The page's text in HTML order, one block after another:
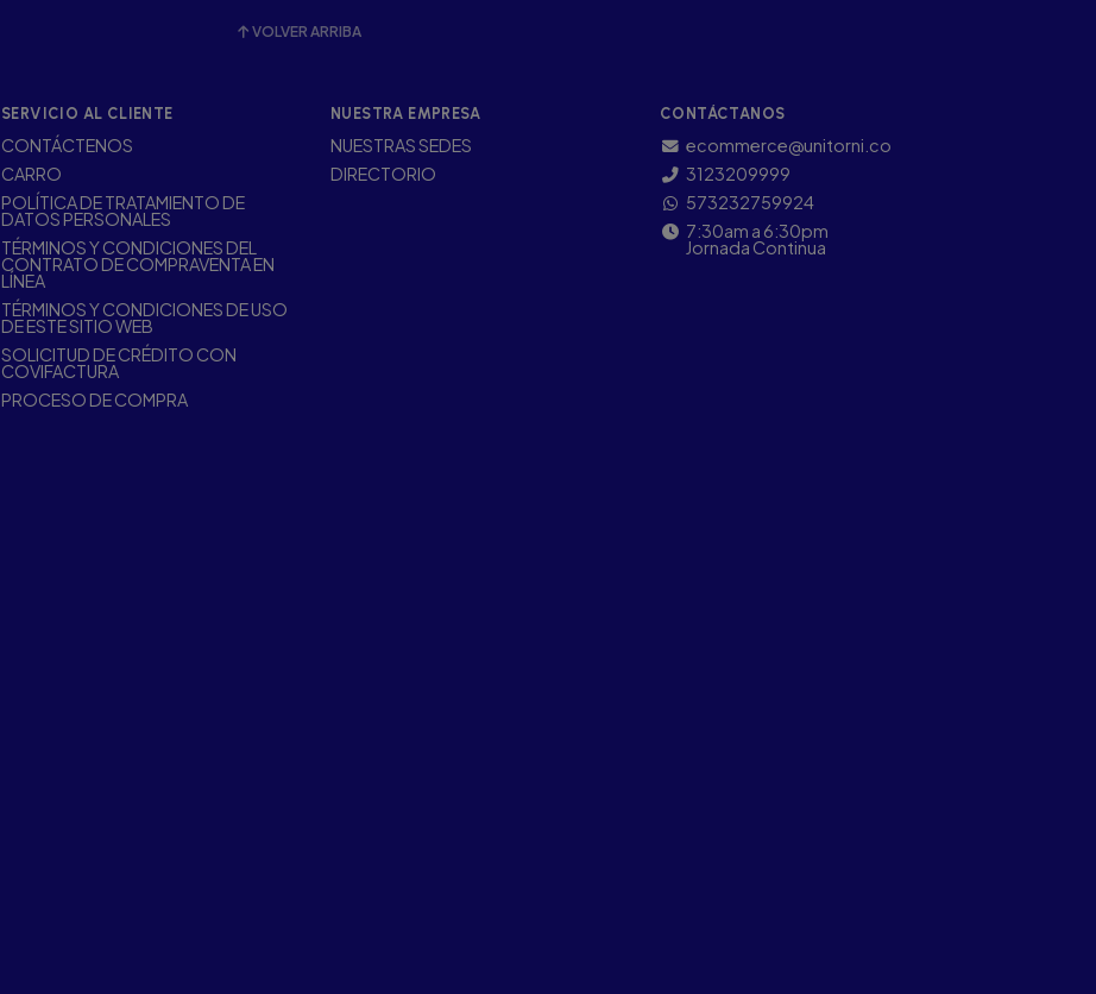
VOLVER ARRIBA
SERVICIO AL CLIENTE
CONTÁCTENOS
CARRO
POLÍTICA DE TRATAMIENTO DE
DATOS PERSONALES
TÉRMINOS Y CONDICIONES DEL
CONTRATO DE COMPRAVENTA EN
LÍNEA
TÉRMINOS Y CONDICIONES DE USO
DE ESTE SITIO WEB
SOLICITUD DE CRÉDITO CON
COVIFACTURA
PROCESO DE COMPRA
NUESTRA EMPRESA
NUESTRAS SEDES
DIRECTORIO
CONTÁCTANOS
ecommerce@unitorni.co
3123209999
573232759924
7:30am a 6:30pm
Jornada Continua